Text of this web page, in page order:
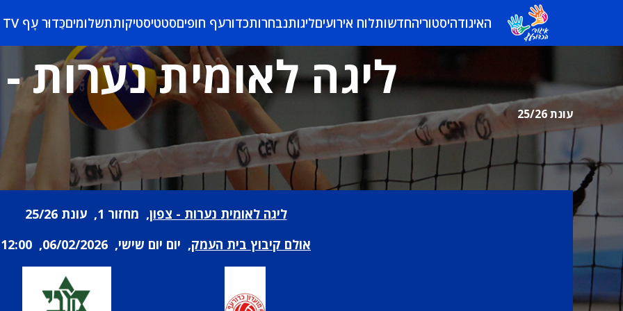
האיגודהיסטוריהחדשותלוח אירועיםליגותנבחרותכדורעף חופיםסטטיסטיקותתשלומיםכַּדוּר עָף TV
ליגה לאומית נערות -
עונת 25/26
ליגה לאומית נערות - צפון, מחזור 1, עונת 25/26
אולם קיבוץ בית העמק, יום יום שישי, 06/02/2026, 12:00